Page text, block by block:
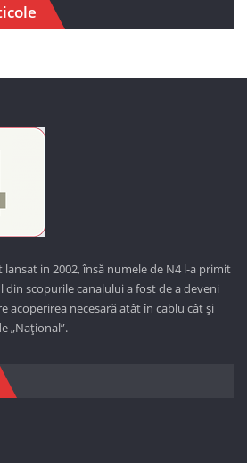
in 2002, însă numele de N4 l-a primit
din scopurile canalului a fost de a deveni
acoperirea necesară atât în cablu cât și
„Național”.